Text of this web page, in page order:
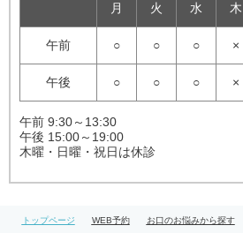
月 火 水 木
午前 ○ ○ ○ ×
午後 ○ ○ ○ ×
午前 9:30～13:30
午後 15:00～19:00
木曜・日曜・祝日は休診
トップページ WEB予約 お口のお悩みから探す